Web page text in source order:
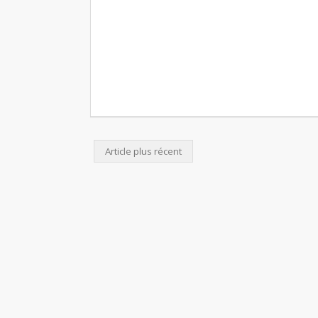
Article plus récent